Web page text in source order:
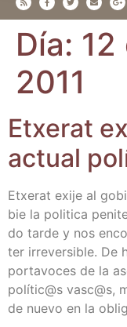
Día:
2011
Etxe­rat
actual
Etxe­rat exije al
bie la poli­ti­ca
do tar­de y nos
ter irre­ver­si­ble. De
por­ta­vo­ces de la
polític@s vasc@s,
de nue­vo en la